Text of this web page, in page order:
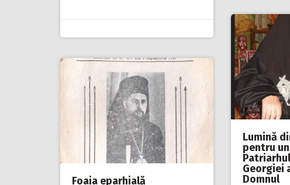
Lumină
pentru
Georgiei
Domnul
Foaia eparhială